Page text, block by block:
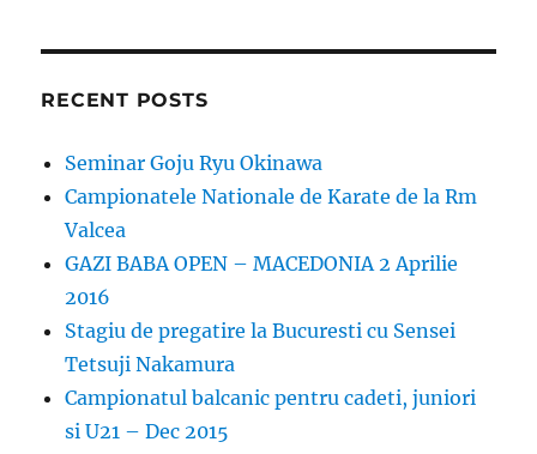
RECENT POSTS
Seminar Goju Ryu Okinawa
Campionatele Nationale de Karate de la Rm
Valcea
GAZI BABA OPEN – MACEDONIA 2 Aprilie
2016
Stagiu de pregatire la Bucuresti cu Sensei
Tetsuji Nakamura
Campionatul balcanic pentru cadeti, juniori
si U21 – Dec 2015